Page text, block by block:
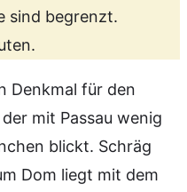
sind begrenzt.
Denkmal für den
mit Passau wenig
blickt. Schräg
Dom liegt mit dem